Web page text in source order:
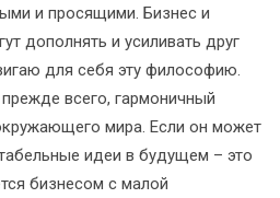
и просящими. Бизнес и
дополнять и усиливать друг
для себя эту философию.
всего, гармоничный
мира. Если он может
идеи в будущем – это
бизнесом с малой